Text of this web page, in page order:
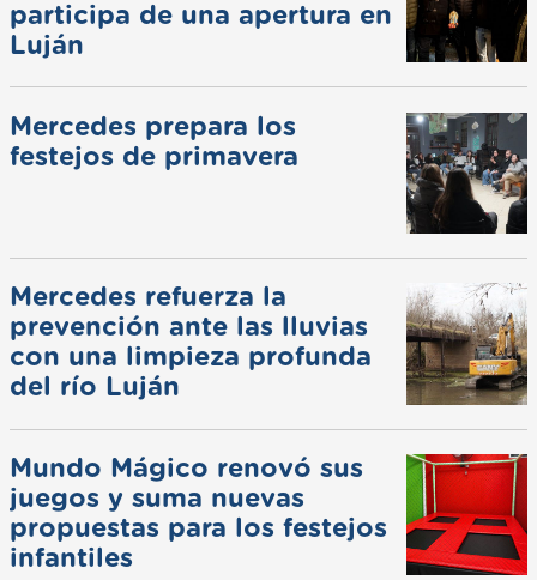
participa de una apertura en
Luján
Mercedes prepara los
festejos de primavera
Mercedes refuerza la
prevención ante las lluvias
con una limpieza profunda
del río Luján
Mundo Mágico renovó sus
juegos y suma nuevas
propuestas para los festejos
infantiles